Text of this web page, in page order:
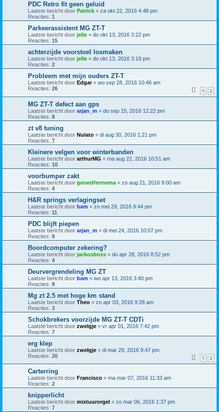
PDC Retro fit geen geluid
Laatste bericht door Patrick « za okt 22, 2016 4:48 pm
Reacties: 1
Parkeerassistent MG ZT-T
Laatste bericht door jelle « do okt 13, 2016 3:22 pm
Reacties: 15
achterzijde voorstoel losmaken
Laatste bericht door jelle « do okt 13, 2016 3:19 pm
Reacties: 2
Probleem met mijn ouders ZT-T
Laatste bericht door Edgar« wo sep 28, 2016 10:46 am
Reacties: 26 1 2
MG ZT-T defect aan gps
Laatste bericht door arjan_m « do sep 15, 2016 12:22 pm
Reacties: 8
zt v8 tuning
Laatste bericht door Nulato « di aug 30, 2016 1:21 pm
Reacties: 7
Kleinere velgen voor winterbanden
Laatste bericht door arthurMG « ma aug 22, 2016 10:51 am
Reacties: 10
voorbumper zakt
Laatste bericht door gerardfennema « zo aug 21, 2016 9:00 am
Reacties: 4
H&R springs verlagingset
Laatste bericht door bam « zo mei 29, 2016 9:44 pm
Reacties: 11
PDC blijft piepen
Laatste bericht door arjan_m « di mei 24, 2016 10:07 pm
Reacties: 8
Boordcomputer zekering?
Laatste bericht door jackosboss « do apr 28, 2016 8:52 pm
Reacties: 4
Deurvergrendeling MG ZT
Laatste bericht door bam « wo apr 13, 2016 3:40 pm
Reacties: 8
Mg zt 2.5 met hoge km stand
Laatste bericht door Theo « zo apr 03, 2016 9:28 am
Reacties: 3
Schokbrekers voorzijde MG ZT-T CDTi
Laatste bericht door zwelgje « vr apr 01, 2016 7:42 pm
Reacties: 7
erg klep
Laatste bericht door zwelgje « di mar 29, 2016 9:47 pm
Reacties: 20 1 2
Carterring
Laatste bericht door Francisco « ma mar 07, 2016 11:33 am
Reacties: 2
knipperlicht
Laatste bericht door mixtuurorgel « zo mar 06, 2016 1:37 pm
Reacties: 7